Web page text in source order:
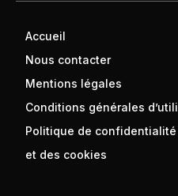
Accueil
Nous contacter
Mentions légales
Conditions générales
Politique de
et des cookies